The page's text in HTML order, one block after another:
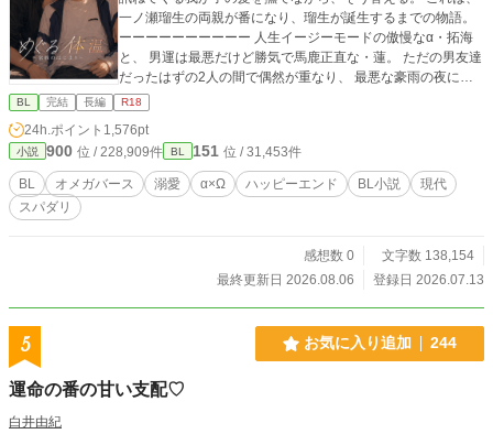
一ノ瀬瑠生の両親が番になり、瑠生が誕生するまでの物語。
ーーーーーーーーーー 人生イージーモードの傲慢なα・拓海
と、 男運は最悪だけど勝気で馬鹿正直な・蓮。 ただの男友達
だったはずの2人の間で偶然が重なり、 最悪な豪雨の夜に起
こってしまったのは── 突発的なヒートだった。 脳の芯まで
強引に塗りつぶしていく、究極に甘い匂い。 「今日だけ、本
能に負けただけ。これが終わったら今まで通りな」 そう自分
に必死の言い訳を言い聞かせ、理性を無くして互いの身体を
貪り合ったあの夜。 うなじに深く牙を突き立て、消えない
「番」の印を刻み込んだ瞬間から、2人の運命は激変する。
公、一ノ瀬瑠生の両親の話です。 ※未成年妊娠、未成年飲
酒・喫煙などの表現がありますのでご注意ください。 ※
BL 完結 長編 R18
24h.ポイント 1,576pt
小説 900 位 / 228,909件 BL 151 位 / 31,453件
BL オメガバース 溺愛 α×Ω ハッピーエンド BL小説
現代
スパダリ
感想数 0
文字数 138,154
最終更新日 2026.08.06
登録日 2026.07.13
5 お気に入り追加 244
運命の番の甘い支配♡
白井由紀